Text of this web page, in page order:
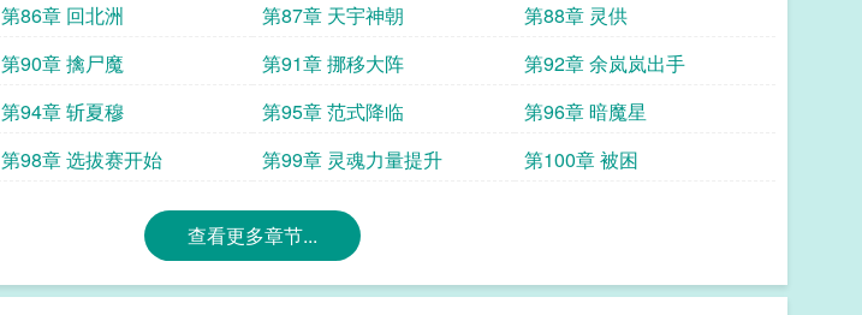
第86章 回北洲 第87章 天宇神朝
第88章 灵供
第90章 擒尸魔 第91章 挪移大阵
第92章 余岚岚出手
第94章 斩夏穆 第95章 范式降临
第96章 暗魔星
第98章 选拔赛开始 第99章 灵魂力量提升 第100章 被困
查看更多章节...